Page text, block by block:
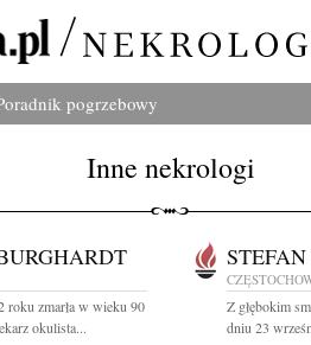
pogrzebowy
Inne nekrologi
roku zmarła w wieku 90
okulista...
Z głębokim
dniu 23